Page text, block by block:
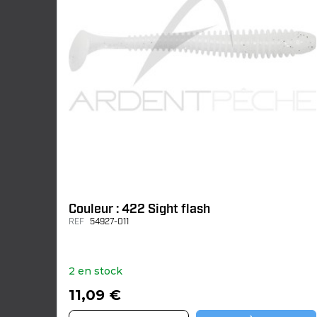
Couleur : 422 Sight flash
REF 54927-011
2 en stock
11,09 €